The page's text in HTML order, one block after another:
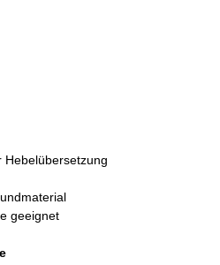
Hebelübersetzung
geeignet